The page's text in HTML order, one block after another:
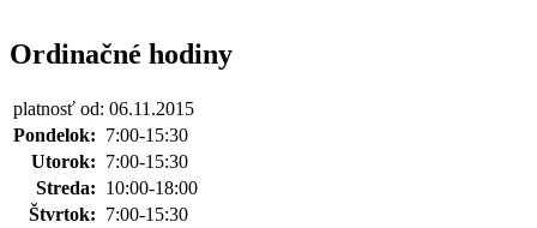
Ordinačné hodiny
platnosť od: 06.11.2015
Pondelok: 7:00-15:30
Utorok: 7:00-15:30
Streda: 10:00-18:00
Štvrtok: 7:00-15:30